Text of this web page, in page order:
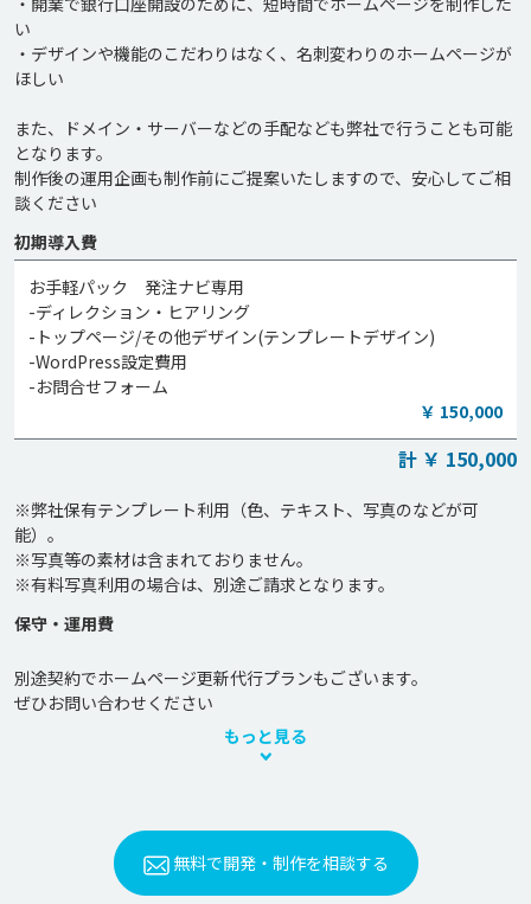
い
・デザインや機能のこだわりはなく、名刺変わりのホームページが
ほしい
また、ドメイン・サーバーなどの手配なども弊社で行うことも可能
となります。
制作後の運用企画も制作前にご提案いたしますので、安心してご相
談ください
初期導入費
お手軽パック 発注ナビ専用
-ディレクション・ヒアリング
-トップページ/その他デザイン(テンプレートデザイン)
-WordPress設定費用
-お問合せフォーム
￥ 150,000
計 ￥ 150,000
保守・運用費
※弊社保有テンプレート利用（色、テキスト、写真のなどが可
能）。
※写真等の素材は含まれておりません。
別途契約でホームページ更新代行プランもございます。
もっと見る
無料で開発・制作を相談する